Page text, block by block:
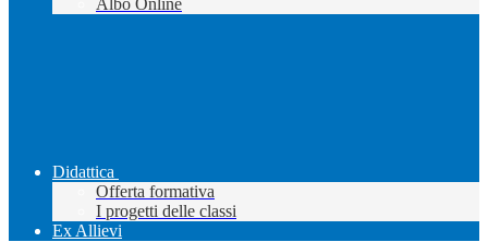
Albo Online
Didattica
Offerta formativa
I progetti delle classi
Ex Allievi